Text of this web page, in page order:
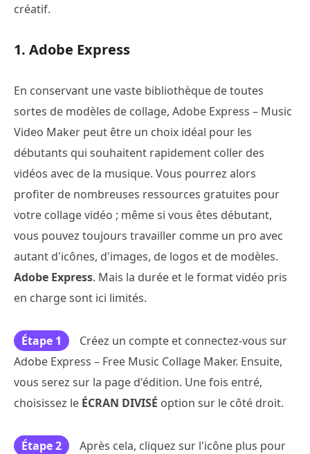
créatif.
1. Adobe Express
En conservant une vaste bibliothèque de toutes
sortes de modèles de collage, Adobe Express – Music
Video Maker peut être un choix idéal pour les
débutants qui souhaitent rapidement coller des
vidéos avec de la musique. Vous pourrez alors
profiter de nombreuses ressources gratuites pour
votre collage vidéo ; même si vous êtes débutant,
vous pouvez toujours travailler comme un pro avec
autant d'icônes, d'images, de logos et de modèles.
Adobe Express. Mais la durée et le format vidéo pris
en charge sont ici limités.
Étape 1
Créez un compte et connectez-vous sur
Adobe Express – Free Music Collage Maker. Ensuite,
vous serez sur la page d'édition. Une fois entré,
choisissez le ÉCRAN DIVISÉ option sur le côté droit.
Étape 2
Après cela, cliquez sur l'icône plus pour